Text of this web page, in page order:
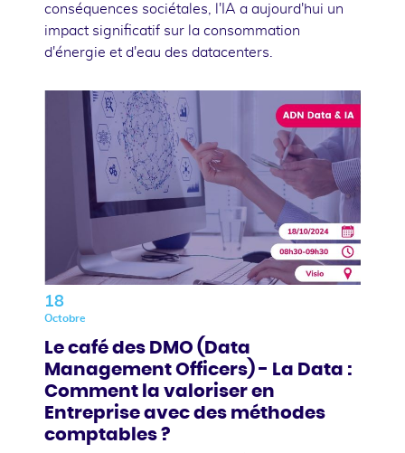
conséquences sociétales, l'IA a aujourd'hui un
impact significatif sur la consommation
d'énergie et d'eau des datacenters.
18
Octobre
Le café des DMO (Data
Management Officers) - La Data :
Comment la valoriser en
Entreprise avec des méthodes
comptables ?